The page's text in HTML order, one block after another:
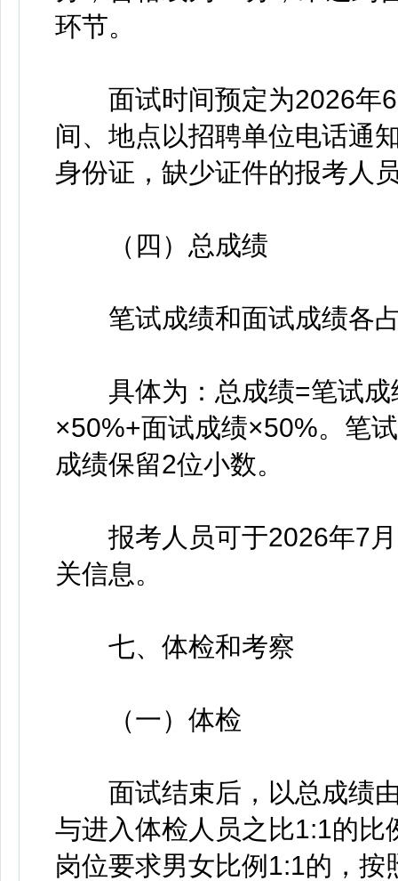
环节。
面试时间预定为2026年6
间、地点以招聘单位电话通
身份证，缺少证件的报考人
（四）总成绩
笔试成绩和面试成绩各
具体为：总成绩=笔试成
×50%+面试成绩×50%。笔
成绩保留2位小数。
报考人员可于2026年7月
关信息。
七、体检和考察
（一）体检
面试结束后，以总成绩由
与进入体检人员之比1:1的
岗位要求男女比例1:1的，